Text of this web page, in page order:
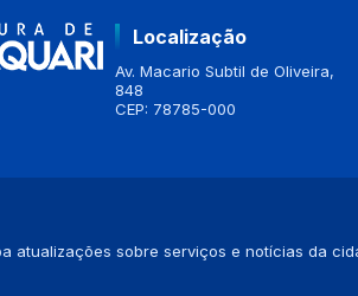
Localização
Av. Macario Subtil de Oliveira,
848
CEP: 78785-000
atualizações sobre serviços e notícias da